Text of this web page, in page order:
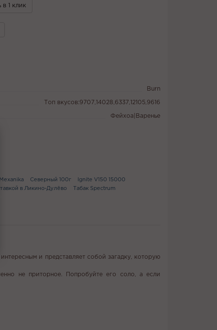
в 1 клик
Burn
Топ вкусов:9707,14028,6337,12105,9616
Фейхоа|Варенье
Mexanika Северный 100г
Ignite V150 15000
в Ликино-Дулёво
Табак Spectrum
и представляет собой загадку, которую
не приторное. Попробуйте его соло, а если